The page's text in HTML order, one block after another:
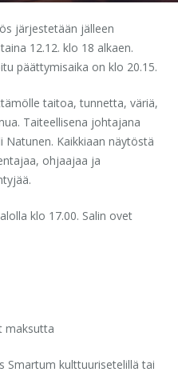
järjestetään jälleen
12.12. klo 18 alkaen.
päättymisaika on klo 20.15.
taitoa, tunnetta, väriä,
Taiteellisena johtajana
Kaikkiaan näytöstä
ohjaajaa ja
klo 17.00. Salin ovet
maksutta
Smartum kulttuurisetelillä tai